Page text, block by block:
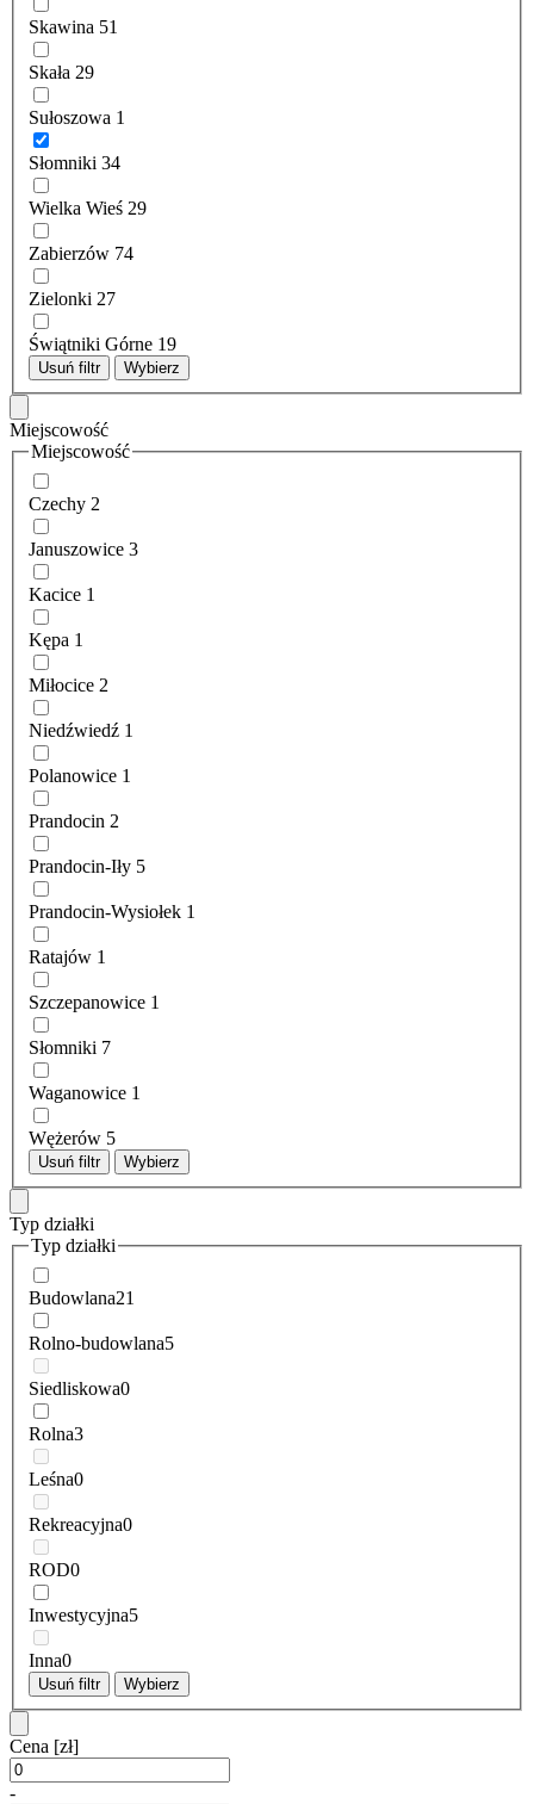
Skawina 51
Skała 29
Sułoszowa 1
Słomniki 34
Wielka Wieś 29
Zabierzów 74
Zielonki 27
Świątniki Górne 19
Usuń filtr Wybierz
Miejscowość
Miejscowość
Czechy 2
Januszowice 3
Kacice 1
Kępa 1
Miłocice 2
Niedźwiedź 1
Polanowice 1
Prandocin 2
Prandocin-Iły 5
Prandocin-Wysiołek 1
Ratajów 1
Szczepanowice 1
Słomniki 7
Waganowice 1
Wężerów 5
Usuń filtr Wybierz
Typ działki
Typ działki
Budowlana21
Rolno-budowlana5
Siedliskowa0
Rolna3
Leśna0
Rekreacyjna0
ROD0
Inwestycyjna5
Inna0
Usuń filtr Wybierz
Cena [zł]
-